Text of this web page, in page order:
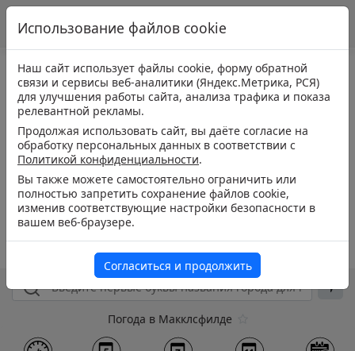
Погода в Макклсфилде
Использование файлов cookie
Наш сайт использует файлы cookie, форму обратной
связи и сервисы веб-аналитики (Яндекс.Метрика, РСЯ)
для улучшения работы сайта, анализа трафика и показа
релевантной рекламы.
Продолжая использовать сайт, вы даёте согласие на
обработку персональных данных в соответствии с
Политикой конфиденциальности.
Вы также можете самостоятельно ограничить или
полностью запретить сохранение файлов cookie,
изменив соответствующие настройки безопасности в
вашем веб-браузере.
Согласиться и продолжить